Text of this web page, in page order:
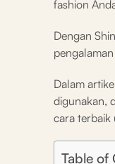
fashion
Dengan
Dalam
digunakan,
cara terbaik
Table of